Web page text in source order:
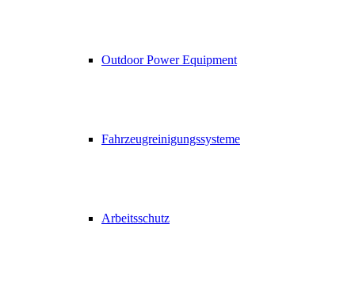
Outdoor Power Equipment
Fahrzeugreinigungssysteme
Arbeitsschutz